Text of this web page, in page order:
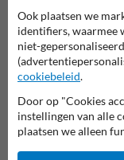
Het bord ondersteunt
zichtbaar welke
Minder foutief
Een goed geplaatst
in één oogopslag
voor voertuigen met
Dat helpt om
Ook plaatsen we
identifiers, waarmee
niet-
cookiebeleid.
Door op "Cookies
instellingen van alle
plaatsen we alleen